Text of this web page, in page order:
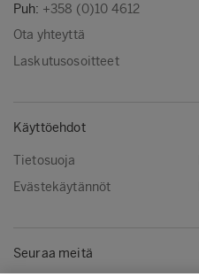
Puh: +358 (0)10 4612
Ota yhteyttä
Laskutusosoitteet
Käyttöehdot
Tietosuoja
Evästekäytännöt
Seuraa meitä